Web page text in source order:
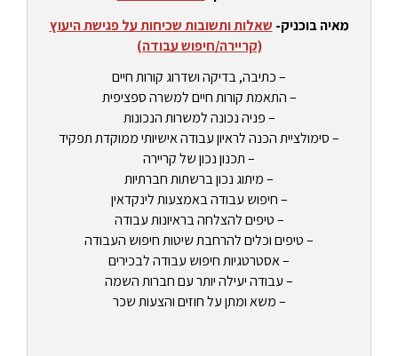
מאיה בוכניק- שאלות ותשובות שכיחות על פגישת היעוץ
(קריירה/חיפוש עבודה)
– כתיבה, בדיקה ושדרוג קורות חיים
– התאמת קורות חיים למשרה ספציפית
– פניה נכונה למשרות הנכונות
– סימולציית הכנה לראיון עבודה אישיותי ממוקדת תפקיד
– תכנון נכון של קריירה
– מיתוג נכון ברשתות חברתיות
– חיפוש עבודה באמצעות לינקדאין
– טיפים להצלחה בראיונות עבודה
– טיפים וכלים להרחבת שיטות חיפוש העבודה
– אסטרטגיות חיפוש עבודה לבכירים
– עבודה יעילה יותר עם חברות השמה
– משא ומתן על חוזים והצעות שכר